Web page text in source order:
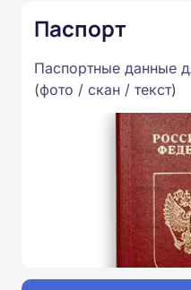
Паспорт
Паспортные данные
(фото / скан / текст)